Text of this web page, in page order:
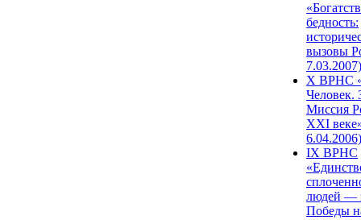
бедность:
вызовы
7.03.2007)
X ВРНС
Человек.
Миссия
XXI
6.04.2006)
IX ВРНС
людей —
Победы